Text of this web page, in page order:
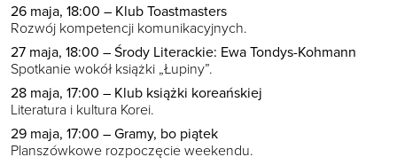
26 maja, 18:00 – Klub Toastmasters
Rozwój kompetencji komunikacyjnych.
27 maja, 18:00 – Środy Literackie: Ewa Tondys-Kohmann
Spotkanie wokół książki „Łupiny”.
28 maja, 17:00 – Klub książki koreańskiej
Literatura i kultura Korei.
29 maja, 17:00 – Gramy, bo piątek
Planszówkowe rozpoczęcie weekendu.